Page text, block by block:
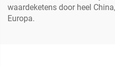
waardeketens door heel
Europa.